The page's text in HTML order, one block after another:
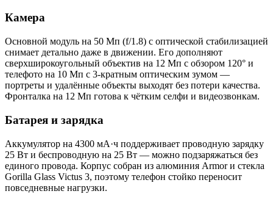
Камера
Основной модуль на 50 Мп (f/1.8) с оптической стабилизацией
снимает детально даже в движении. Его дополняют
сверхширокоугольный объектив на 12 Мп с обзором 120° и
телефото на 10 Мп с 3-кратным оптическим зумом —
портреты и удалённые объекты выходят без потери качества.
Фронталка на 12 Мп готова к чётким селфи и видеозвонкам.
Батарея и зарядка
Аккумулятор на 4300 мА·ч поддерживает проводную зарядку
25 Вт и беспроводную на 25 Вт — можно подзаряжаться без
единого провода. Корпус собран из алюминия Armor и стекла
Gorilla Glass Victus 3, поэтому телефон стойко переносит
повседневные нагрузки.